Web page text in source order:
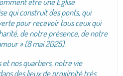
qui construit des ponts, qui
pour recevoir tous ceux qui
de notre présence, de notre
» (8 mai 2025).
et nos quartiers, notre vie
des lieux de proximité très